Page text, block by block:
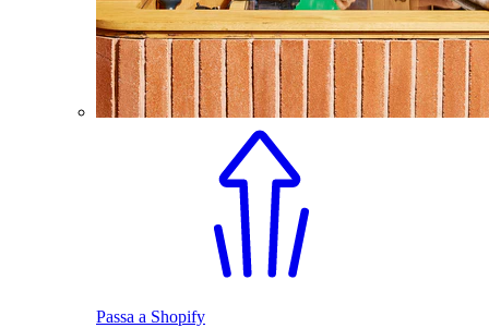
Passa a Shopify